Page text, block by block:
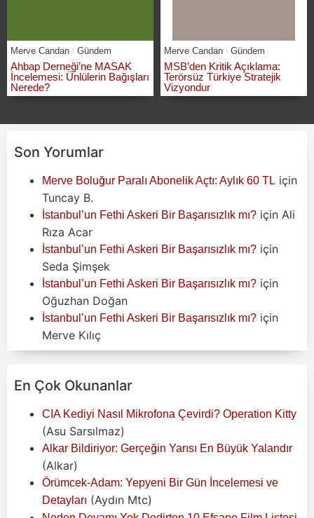
Merve Candan Gündem
Ahbap Derneği’ne MASAK
İncelemesi: Ünlülerin Bağışları
Nerede?
Merve Candan Gündem
MSB’den Kritik Açıklama:
Terörsüz Türkiye Stratejik
Vizyondur
Son Yorumlar
Merve Boluğur Paralı Abonelik Açtı: Aylık 60 TL için
Tuncay B.
İstanbul’un Fethi Askeri Bir Başarısızlık mı? için Ali
Rıza Acar
İstanbul’un Fethi Askeri Bir Başarısızlık mı? için
Seda Şimşek
İstanbul’un Fethi Askeri Bir Başarısızlık mı? için
Oğuzhan Doğan
İstanbul’un Fethi Askeri Bir Başarısızlık mı? için
Merve Kılıç
En Çok Okunanlar
CIA Kediyi Nasıl Mikrofona Çevirdi? Operation Kitty
(Asu Sarsılmaz)
Alkar Bildiriyor: Gerçeğin Yarısı En Büyük Yalandır
(Alkar)
Örümcek-Adam: Yepyeni Bir Gün İncelemesi ve
Detayları (Aydın Mtc)